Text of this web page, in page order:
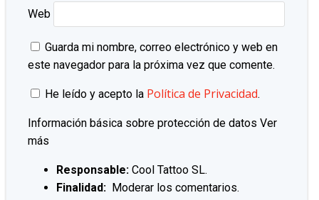
Web
Guarda mi nombre, correo electrónico y web en
este navegador para la próxima vez que comente.
He leído y acepto la Política de Privacidad.
Información básica sobre protección de datos Ver
más
Responsable: Cool Tattoo SL.
Finalidad: Moderar los comentarios.